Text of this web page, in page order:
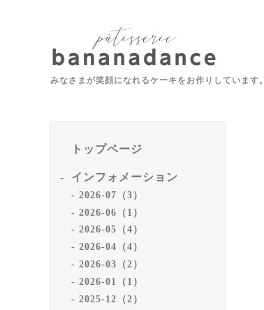
みなさまが笑顔になれるケーキをお作りしています。
トップページ
インフォメーション
2026-07（3）
2026-06（1）
2026-05（4）
2026-04（4）
2026-03（2）
2026-01（1）
2025-12（2）